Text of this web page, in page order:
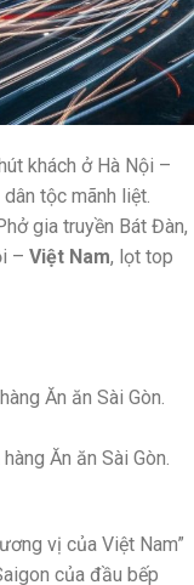
khách ở Hà Nội –
tộc mãnh liệt.
gia truyền Bát Đàn,
– Việt Nam, lọt top
Ăn ăn Sài Gòn.
vị của Việt Nam”
của đầu bếp